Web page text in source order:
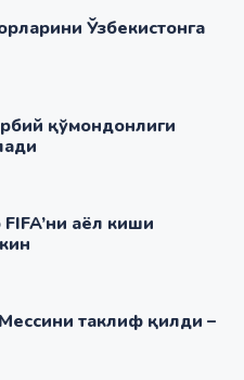
Ўзбекистонга
қўмондонлиги
аёл киши
таклиф қилди –